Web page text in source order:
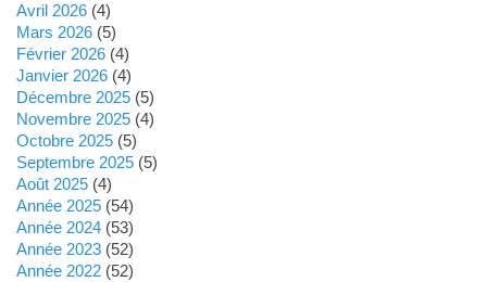
avril 2026(4)
mars 2026(5)
février 2026(4)
janvier 2026(4)
décembre 2025(5)
novembre 2025(4)
octobre 2025(5)
septembre 2025(5)
août 2025(4)
année 2025(54)
année 2024(53)
année 2023(52)
année 2022(52)